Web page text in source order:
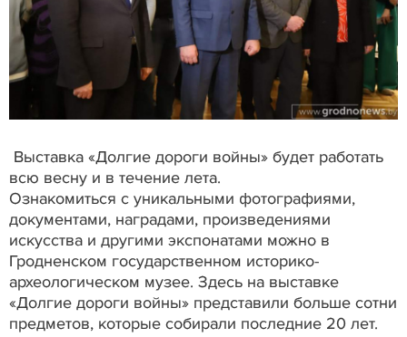
Выставка «Долгие дороги войны» будет работать
всю весну и в течение лета.
Ознакомиться с уникальными фотографиями,
документами, наградами, произведениями
искусства и другими экспонатами можно в
Гродненском государственном историко-
археологическом музее. Здесь на выставке
«Долгие дороги войны» представили больше сотни
предметов, которые собирали последние 20 лет.